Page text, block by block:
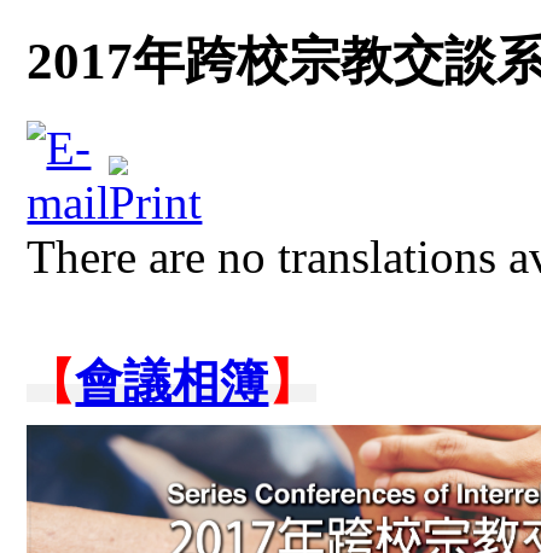
2017年跨校宗教交談
There are no translations
【會議相簿】